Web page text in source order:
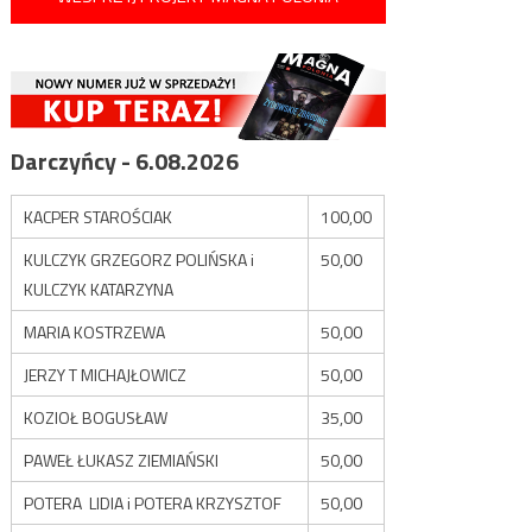
Darczyńcy - 6.08.2026
KACPER STAROŚCIAK
100,00
KULCZYK GRZEGORZ POLIŃSKA i
KULCZYK KATARZYNA
50,00
MARIA KOSTRZEWA
50,00
JERZY T MICHAJŁOWICZ
50,00
KOZIOŁ BOGUSŁAW
35,00
PAWEŁ ŁUKASZ ZIEMIAŃSKI
50,00
POTERA LIDIA i POTERA KRZYSZTOF
50,00